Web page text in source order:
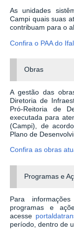
As unidades
Campi quais suas
contribuam para o
Confira o PAA do Ifal
Obras
A gestão das
Diretoria de
Pró-Reitoria de
executada para
(Campi), de
Plano de
Confira as obras
Programas e
Para
programas e
acesse
período, dentro de